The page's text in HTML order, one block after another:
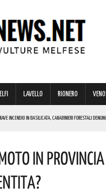
LAVELLO RIONERO
INCENDIO IN BASILICATA, CARABINIERI FORESTALI
E INTIMIDIVA I CONDOMINI! INTERVENUTA LA POLIZIA
VIVAISTICHE FORESTALI UN NUOVO STRUMENTO DI
IN